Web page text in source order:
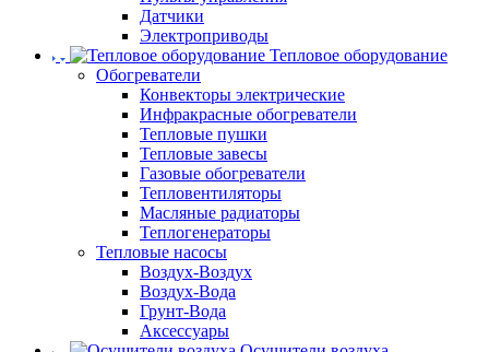
Датчики
Электроприводы
Тепловое оборудование
Обогреватели
Конвекторы электрические
Инфракрасные обогреватели
Тепловые пушки
Тепловые завесы
Газовые обогреватели
Тепловентиляторы
Масляные радиаторы
Теплогенераторы
Тепловые насосы
Воздух-Воздух
Воздух-Вода
Грунт-Вода
Аксессуары